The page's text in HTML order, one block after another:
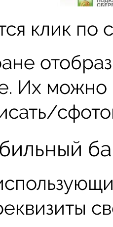
клик по
Их можно